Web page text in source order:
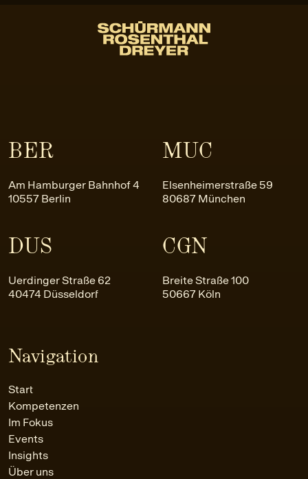
BER
Am Hamburger Bahnhof 4
10557 Berlin
MUC
Elsenheimerstraße 59
80687 München
DUS
Uerdinger Straße 62
40474 Düsseldorf
CGN
Breite Straße 100
50667 Köln
Navigation
Start
Kompetenzen
Im Fokus
Events
Insights
Über uns